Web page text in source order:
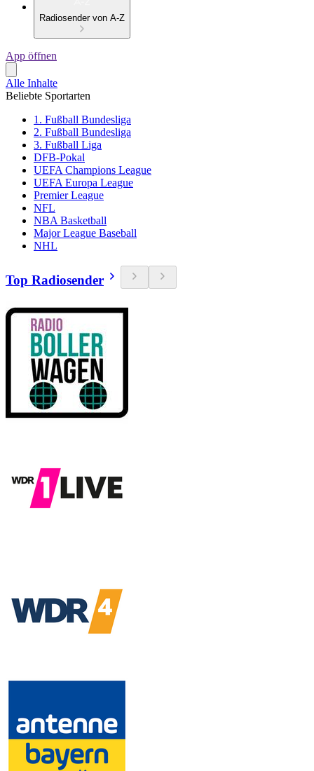
Radiosender von A-Z
App öffnen
Alle Inhalte
Beliebte Sportarten
1. Fußball Bundesliga
2. Fußball Bundesliga
3. Fußball Liga
DFB-Pokal
UEFA Champions League
UEFA Europa League
Premier League
NFL
NBA Basketball
Major League Baseball
NHL
Top Radiosender